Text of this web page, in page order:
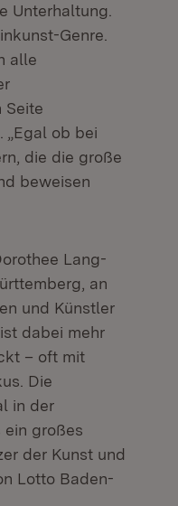
Unterhaltung.
Genre.
alle
Seite
„Egal ob bei
die die große
beweisen
Lang-
an
und Künstler
dabei mehr
– oft mit
Die
in der
großes
der Kunst und
Lotto Baden-